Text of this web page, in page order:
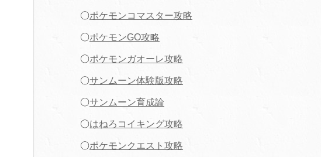
〇ポケモンコマスター攻略
〇ポケモンGO攻略
〇ポケモンガオーレ攻略
〇サンムーン体験版攻略
〇サンムーン育成論
〇はねろコイキング攻略
〇ポケモンクエスト攻略